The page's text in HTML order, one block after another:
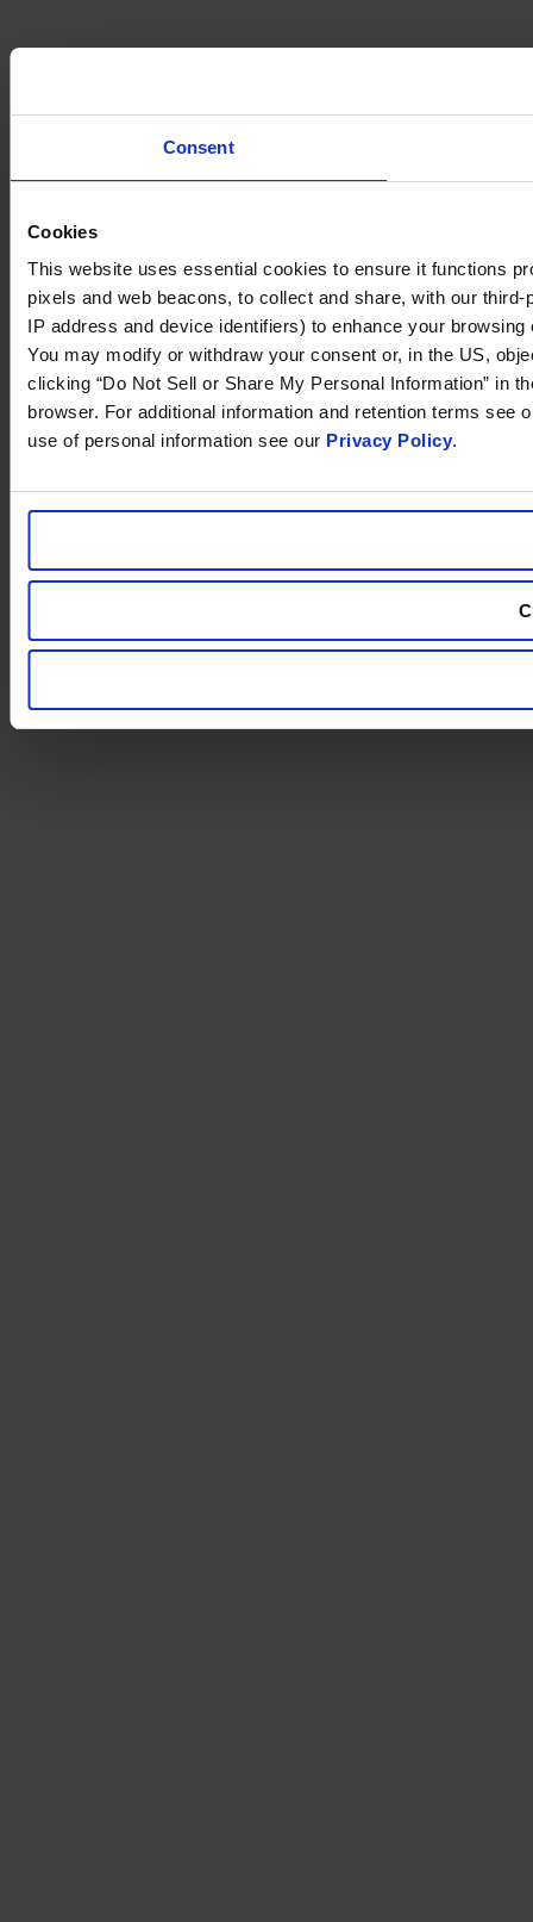
Consent
Cookies
This website uses essential cookies to ensure it functions
pixels and web beacons, to collect and share, with our
IP address and device identifiers) to enhance your
You may modify or withdraw your consent or, in the US,
clicking “Do Not Sell or Share My Personal Information” in
browser. For additional information and retention terms see
use of personal information see our Privacy Policy.